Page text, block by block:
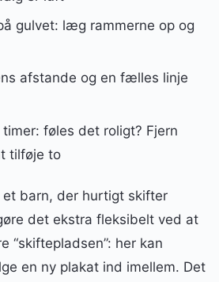
gulvet: læg rammerne op og
afstande og en fælles linje
føles det roligt? Fjern
tilføje to
barn, der hurtigt skifter
det ekstra fleksibelt ved at
“skiftepladsen”: her kan
en ny plakat ind imellem. Det